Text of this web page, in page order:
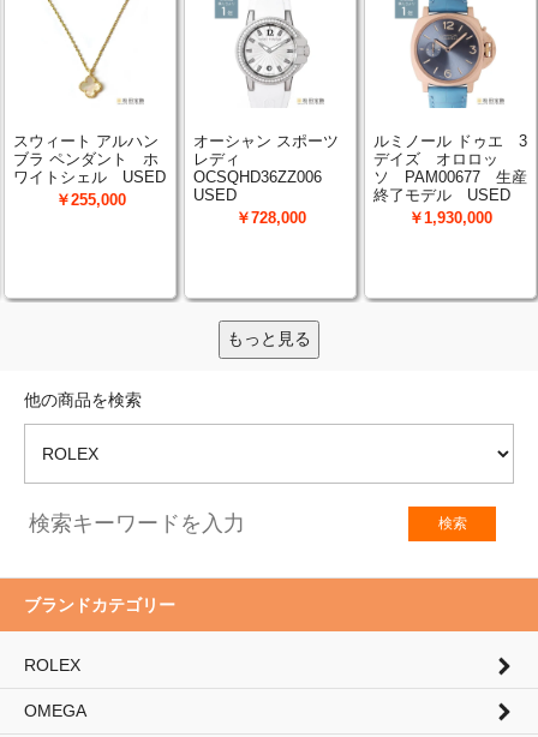
もっと見る
他の商品を検索
検索
ブランドカテゴリー
ROLEX
OMEGA